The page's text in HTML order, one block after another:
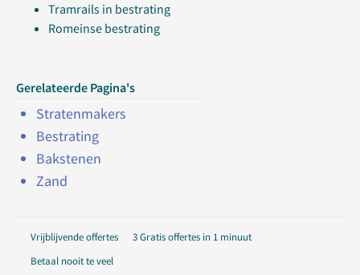
Tramrails in bestrating
Romeinse bestrating
Gerelateerde Pagina's
Stratenmakers
Bestrating
Bakstenen
Zand
Vrijblijvende offertes
3 Gratis offertes in 1 minuut
Betaal nooit te veel